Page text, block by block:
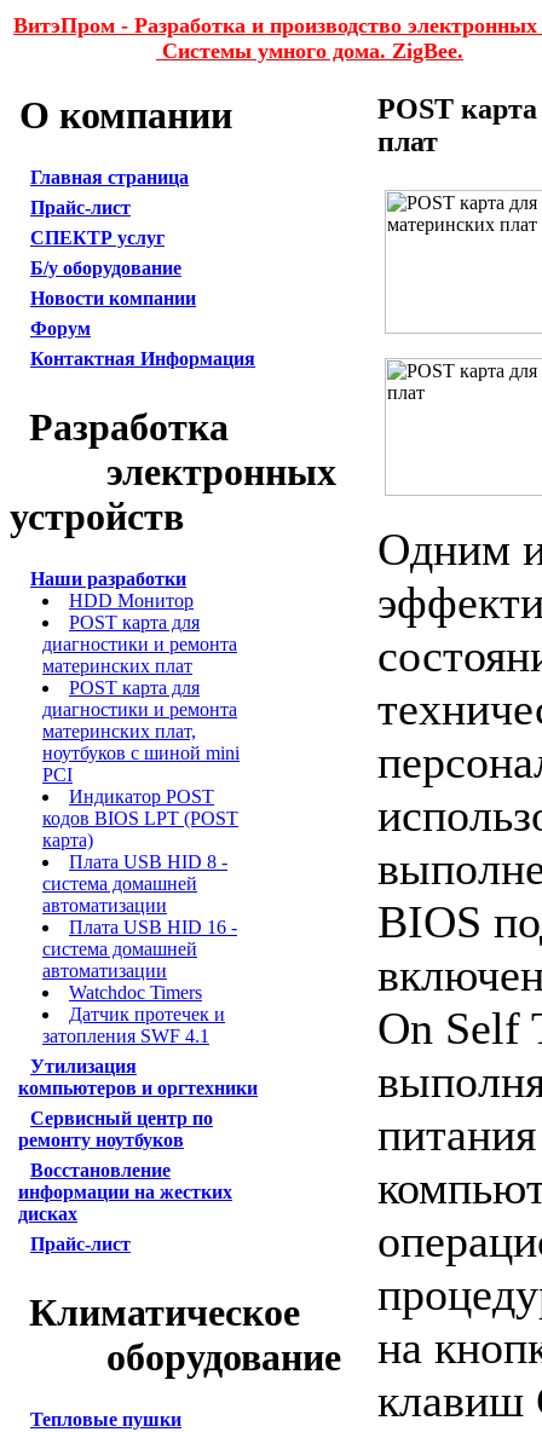
ВитэПром - Разработка и производство электронных
Системы умного дома. ZigBee.
О компании
Главная страница
Прайс-лист
СПЕКТР услуг
Б/у оборудование
Новости компании
Форум
Контактная Информация
Разработка
электронных
устройств
Наши разработки
HDD Mонитор
POST карта для
диагностики и ремонта
материнских плат
POST карта для
диагностики и ремонта
материнских плат,
ноутбуков с шиной mini
PCI
Индикатор POST
кодов BIOS LPT (POST
карта)
Плата USB HID 8 -
система домашней
автоматизации
Плата USB HID 16 -
система домашней
автоматизации
Watchdoc Timers
Датчик протечек и
затопления SWF 4.1
Утилизация
компьютеров и оргтехники
Сервисный центр по
ремонту ноутбуков
Восстановление
информации на жестких
дисках
Прайс-лист
Климатическое
оборудование
Тепловые пушки
POST
плат
Одним
BIOS
On Self
на
клавиш